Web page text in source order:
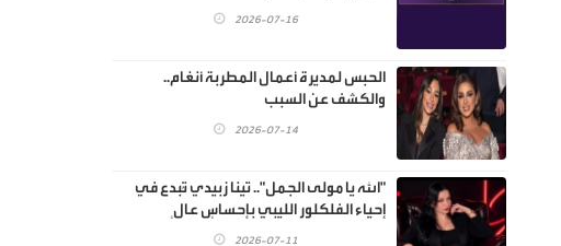
2026-07-16
الحبس لمديرة أعمال المطربة أنغام..
والكشف عن السبب
2026-07-14
"الله يا مولى الجمل".. تينا زبيدي تُبدع في
إحياء الفلكلور الليبي بإحساسٍ عالٍ
2026-07-11